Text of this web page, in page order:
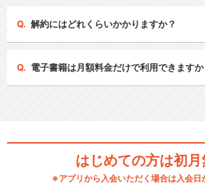
解約にはどれくらいかかりますか？
電子書籍は月額料金だけで利用できますか
はじめての方は初
※アプリから入会いただく場合は入会日